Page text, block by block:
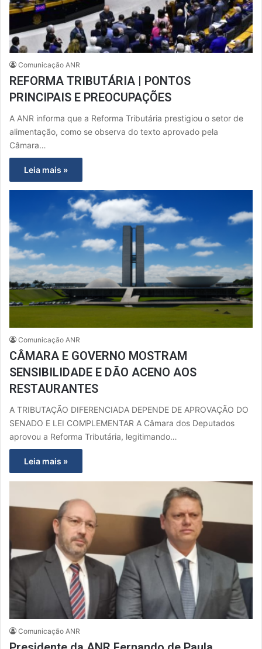
Comunicação ANR
REFORMA TRIBUTÁRIA | PONTOS
PRINCIPAIS E PREOCUPAÇÕES
A ANR informa que a Reforma Tributária prestigiou o setor de
alimentação, como se observa do texto aprovado pela
Câmara…
Leia mais »
Comunicação ANR
CÂMARA E GOVERNO MOSTRAM
SENSIBILIDADE E DÃO ACENO AOS
RESTAURANTES
A TRIBUTAÇÃO DIFERENCIADA DEPENDE DE APROVAÇÃO DO
SENADO E LEI COMPLEMENTAR A Câmara dos Deputados
aprovou a Reforma Tributária, legitimando…
Leia mais »
Comunicação ANR